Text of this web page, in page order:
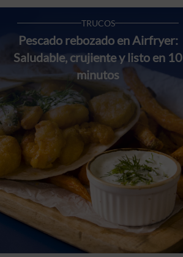
TRUCOS
Pescado rebozado en Airfryer:
Saludable, crujiente y listo en 10
minutos